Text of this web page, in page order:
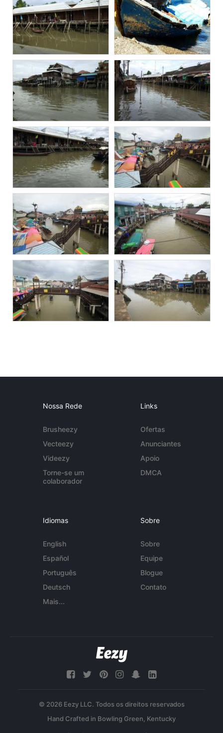
Nossa Rede
Brusheezy
Vecteezy
Videezy
Torne-se um
colaborador
Links
Ofertas
Anunciantes
Apoio
DMCA
Idiomas
English
Español
Português
Deutsch
Mais...
Sobre
Sobre
Equipe
Blogue
Contato
© 2026 Eezy LLC. Todos os direitos reservados